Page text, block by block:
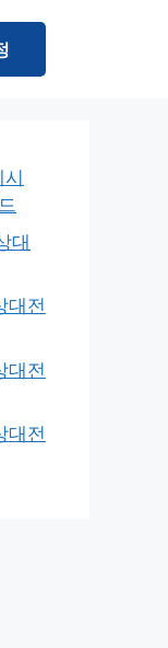
대
대전
대전
대전